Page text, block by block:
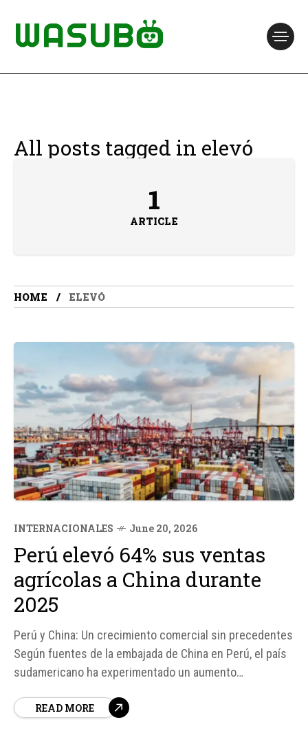
All posts tagged in elevó
1
ARTICLE
HOME ELEVÓ
INTERNACIONALES June 20, 2026
Perú elevó 64% sus ventas
agrícolas a China durante
2025
Perú y China: Un crecimiento comercial sin precedentes
Según fuentes de la embajada de China en Perú, el país
sudamericano ha experimentado un aumento
2025, con un crecimiento del 63,5% en comparación con
READ MORE